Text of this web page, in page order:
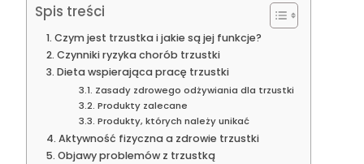
Spis treści
Czym jest trzustka i jakie są jej funkcje?
Czynniki ryzyka chorób trzustki
Dieta wspierająca pracę trzustki
Zasady zdrowego odżywiania dla trzustki
Produkty zalecane
Produkty, których należy unikać
Aktywność fizyczna a zdrowie trzustki
Objawy problemów z trzustką